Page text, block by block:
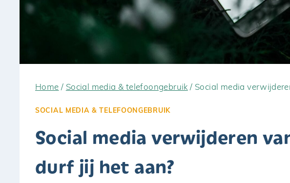
Home / Social media & telefoongebruik / Social media
SOCIAL MEDIA & TELEFOONGEBRUIK
Social media verwijderen
durf jij het aan?